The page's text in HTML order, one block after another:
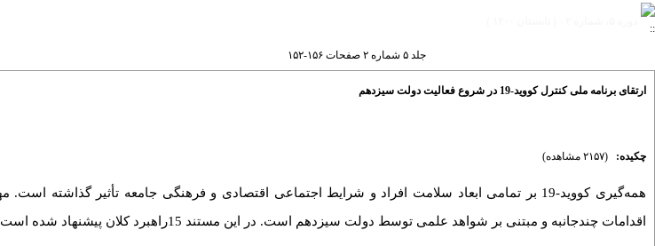
جلد ۵ شماره ۲ صفحات ۱۵۶-۱۵۲
ارتقای برنامه ملی کنترل کووید-19 در شروع فعالیت دولت سیزدهم
چکیده: (۲۱۵۷ مشاهده)
همه‌گیری کووید-19 بر تمامی ‌ابعاد سلامت افراد و شرایط اجتماعی اقتصادی و فرهنگی جامعه تأثیر گذاشته است.
اقدامات چندجانبه و مبتنی بر شواهد علمی ‌توسط دولت سیزدهم است. در این مستند 15راهبرد کلان پیشنهاد شده است.